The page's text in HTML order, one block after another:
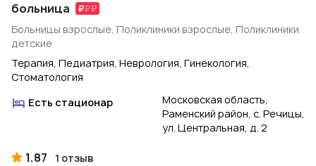
больница
Больницы взрослые, Поликлиники взрослые, Поликлиники
детские
Терапия, Педиатрия, Неврология, Гинекология,
Стоматология
Есть стационар
Московская область,
Раменский район, с. Речицы,
ул. Центральная, д. 2
1.87 1 отзыв